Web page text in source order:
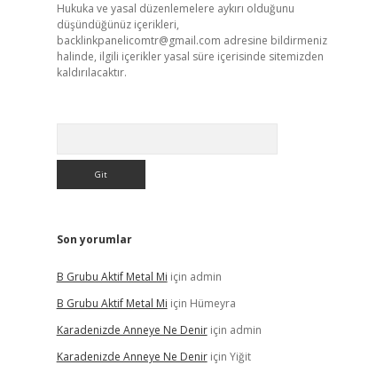
Hukuka ve yasal düzenlemelere aykırı olduğunu
düşündüğünüz içerikleri,
backlinkpanelicomtr@gmail.com adresine bildirmeniz
halinde, ilgili içerikler yasal süre içerisinde sitemizden
kaldırılacaktır.
Son yorumlar
B Grubu Aktif Metal Mi için admin
B Grubu Aktif Metal Mi için Hümeyra
Karadenizde Anneye Ne Deniriçin admin
Karadenizde Anneye Ne Deniriçin Yiğit